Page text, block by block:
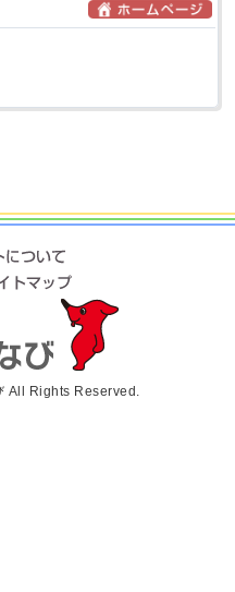
All Rights Reserved.